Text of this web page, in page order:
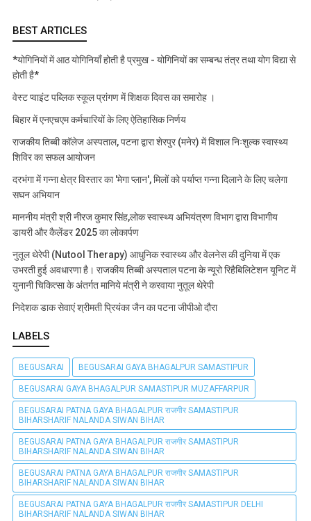
BEST ARTICLES
*योगिनियों में आठ योगिनियाँ होती है प्रमुख - योगिनियों का सम्बन्ध तंत्र तथा योग विद्या से
होती है*
वेस्ट प्वाइंट पब्लिक स्कूल प्रांगण में शिक्षक दिवस का समारोह ।
बिहार में एनएचएम कर्मचारियों के लिए ऐतिहासिक निर्णय
राजकीय तिब्बी कॉलेज अस्पताल, पटना द्वारा शेरपुर (मनेर) में विशाल निःशुल्क स्वास्थ्य
शिविर का सफल आयोजन
दरभंगा में गन्ना क्षेत्र विस्तार का 'मेगा प्लान', मिलों को पर्याप्त गन्ना दिलाने के लिए चलेगा
सघन अभियान
माननीय मंत्री श्री नीरज कुमार सिंह,लोक स्वास्थ्य अभियंत्रण विभाग द्वारा विभागीय
डायरी और कैलेंडर 2025 का लोकार्पण
नुतूल थेरेपी (Nutool Therapy) आधुनिक स्वास्थ्य और वेलनेस की दुनिया में एक
उभरती हुई अवधारणा है। राजकीय तिब्बी अस्पताल पटना के न्यूरो रिहैबिलिटेशन यूनिट में
युनानी चिकित्सा के अंतर्गत मानिये मंत्री ने करवाया नुतूल थेरेपी
निदेशक डाक सेवाएं श्रीमती प्रियंका जैन का पटना जीपीओ दौरा
LABELS
BEGUSARAI BEGUSARAI GAYA BHAGALPUR SAMASTIPUR
BEGUSARAI GAYA BHAGALPUR SAMASTIPUR MUZAFFARPUR
BEGUSARAI PATNA GAYA BHAGALPUR राजगीर SAMASTIPUR
BIHARSHARIF NALANDA SIWAN BIHAR
BEGUSARAI PATNA GAYA BHAGALPUR राजगीर SAMASTIPUR
BIHARSHARIF NALANDA SIWAN BIHAR
BEGUSARAI PATNA GAYA BHAGALPUR राजगीर SAMASTIPUR
BIHARSHARIF NALANDA SIWAN BIHAR
BEGUSARAI PATNA GAYA BHAGALPUR राजगीर SAMASTIPUR DELHI
BIHARSHARIF NALANDA SIWAN BIHAR